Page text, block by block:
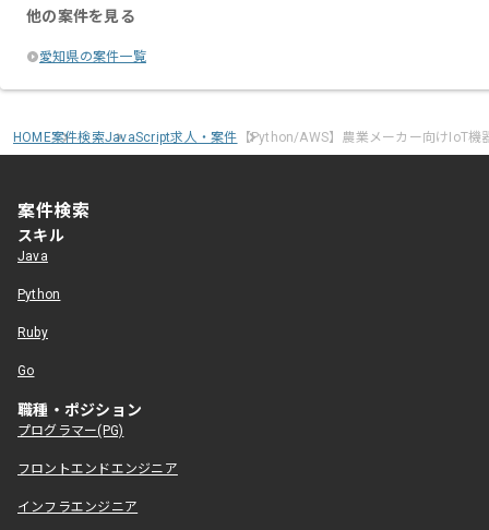
他の案件を見る
愛知県の案件一覧
HOME案件検索JavaScript求人・案件 【Python/AWS】農業メーカー向けIoT機
案件検索
スキル
Java
Python
Ruby
Go
職種・ポジション
プログラマー(PG)
フロントエンドエンジニア
インフラエンジニア